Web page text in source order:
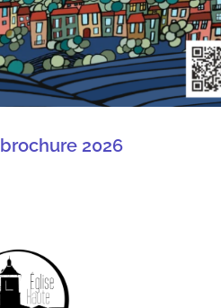
2026